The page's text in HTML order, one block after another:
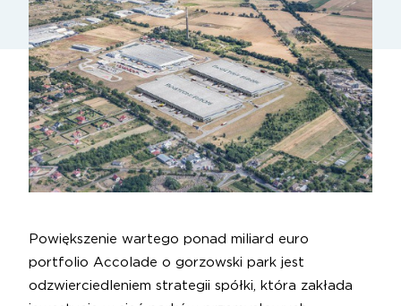
Powiększenie wartego ponad miliard euro
portfolio Accolade o gorzowski park jest
odzwierciedleniem strategii spółki, która zakłada